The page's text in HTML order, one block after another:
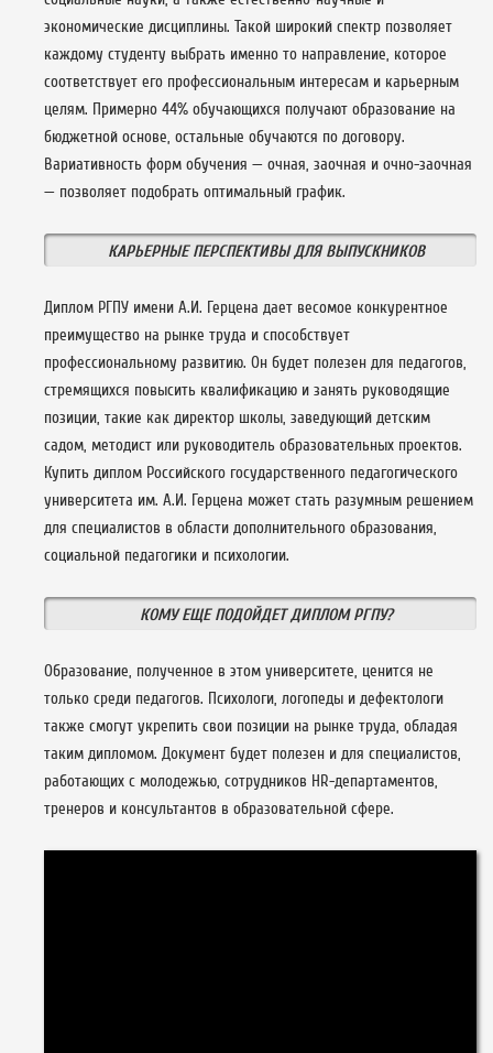
экономические дисциплины. Такой широкий спектр позволяет
каждому студенту выбрать именно то направление, которое
соответствует его профессиональным интересам и карьерным
целям. Примерно 44% обучающихся получают образование на
бюджетной основе, остальные обучаются по договору.
Вариативность форм обучения — очная, заочная и очно-заочная
— позволяет подобрать оптимальный график.
КАРЬЕРНЫЕ ПЕРСПЕКТИВЫ ДЛЯ ВЫПУСКНИКОВ
Диплом РГПУ имени А.И. Герцена дает весомое конкурентное
преимущество на рынке труда и способствует
профессиональному развитию. Он будет полезен для педагогов,
стремящихся повысить квалификацию и занять руководящие
позиции, такие как директор школы, заведующий детским
садом, методист или руководитель образовательных проектов.
Купить диплом Российского государственного педагогического
университета им. А.И. Герцена может стать разумным решением
для специалистов в области дополнительного образования,
социальной педагогики и психологии.
КОМУ ЕЩЕ ПОДОЙДЕТ ДИПЛОМ РГПУ?
Образование, полученное в этом университете, ценится не
только среди педагогов. Психологи, логопеды и дефектологи
также смогут укрепить свои позиции на рынке труда, обладая
таким дипломом. Документ будет полезен и для специалистов,
работающих с молодежью, сотрудников HR-департаментов,
тренеров и консультантов в образовательной сфере.